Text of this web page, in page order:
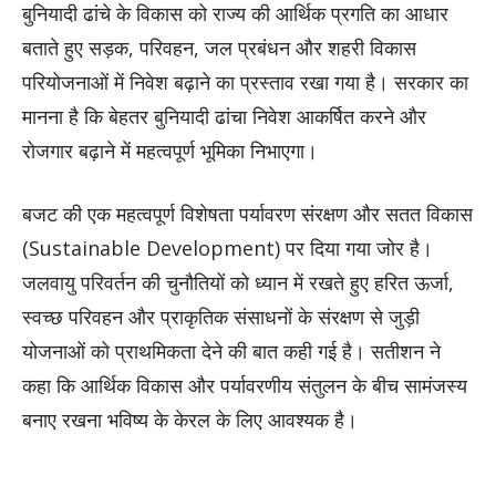
बुनियादी ढांचे के विकास को राज्य की आर्थिक प्रगति का आधार
बताते हुए सड़क, परिवहन, जल प्रबंधन और शहरी विकास
परियोजनाओं में निवेश बढ़ाने का प्रस्ताव रखा गया है। सरकार का
मानना है कि बेहतर बुनियादी ढांचा निवेश आकर्षित करने और
रोजगार बढ़ाने में महत्वपूर्ण भूमिका निभाएगा।
बजट की एक महत्वपूर्ण विशेषता पर्यावरण संरक्षण और सतत विकास
(Sustainable Development) पर दिया गया जोर है।
जलवायु परिवर्तन की चुनौतियों को ध्यान में रखते हुए हरित ऊर्जा,
स्वच्छ परिवहन और प्राकृतिक संसाधनों के संरक्षण से जुड़ी
योजनाओं को प्राथमिकता देने की बात कही गई है। सतीशन ने
कहा कि आर्थिक विकास और पर्यावरणीय संतुलन के बीच सामंजस्य
बनाए रखना भविष्य के केरल के लिए आवश्यक है।